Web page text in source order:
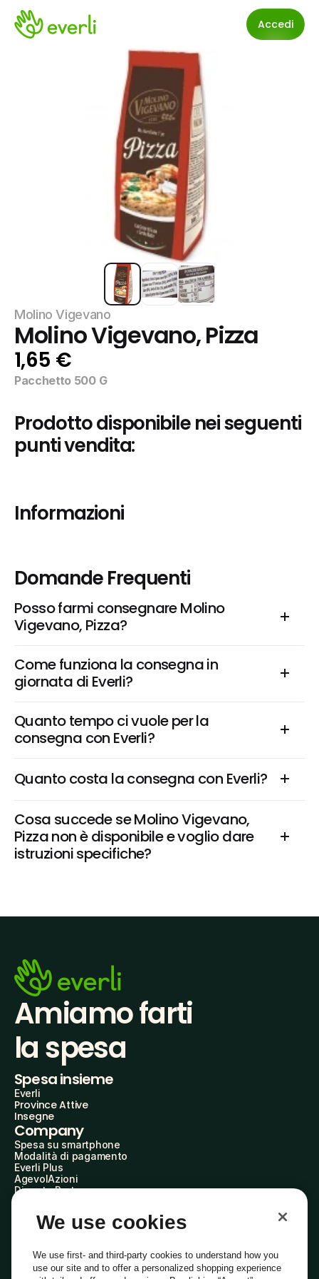
Accedi
Molino Vigevano
Molino Vigevano, Pizza
1,65 €
Pacchetto 500 G
Prodotto disponibile nei seguenti
punti vendita:
Informazioni
Domande Frequenti
Posso farmi consegnare Molino
Vigevano, Pizza?
Come funziona la consegna in
giornata di Everli?
Quanto tempo ci vuole per la
consegna con Everli?
Quanto costa la consegna con Everli?
Cosa succede se Molino Vigevano,
Pizza non è disponibile e voglio dare
istruzioni specifiche?
Amiamo farti
la spesa
Spesa insieme
Everli
Province Attive
Insegne
Company
Spesa su smartphone
Modalità di pagamento
Everli Plus
AgevolAzioni
Diventa Partner
Everli Shoppers
About Us
Everli News
Domande frequenti
Lavora con noi
We use cookies
We use first- and third-party cookies to understand how you
use our site and to offer a personalized shopping experience